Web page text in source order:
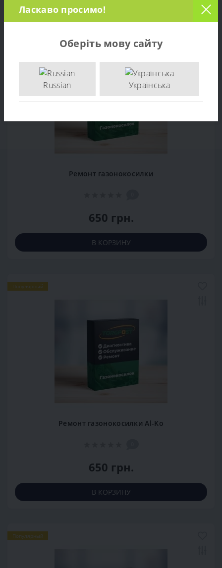
Ремонт газонокосилки
650 грн.
В КОРЗИНУ
Популярный
Ремонт газонокосилки Al-Ko
650 грн.
В КОРЗИНУ
Популярный
Ласкаво просимо!
Оберіть мову сайту
Russian Українська